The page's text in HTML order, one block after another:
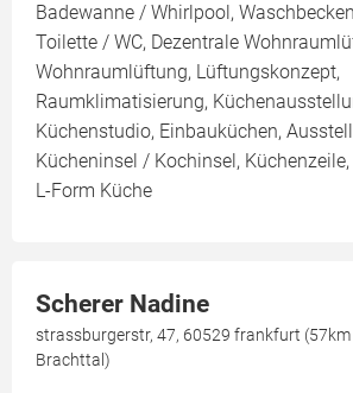
Badewanne / Whirlpool,
Toilette / WC, Dezentrale
Wohnraumlüftung, Lüftungskonzept,
Raumklimatisierung,
Küchenstudio, Einbauküchen,
Kücheninsel / Kochinsel,
L-Form Küche
Scherer Nadine
strassburgerstr, 47, 60529 frankfurt
Brachttal)